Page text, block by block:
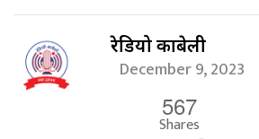
रेडियो काबेली
December 9, 2023
567
Shares